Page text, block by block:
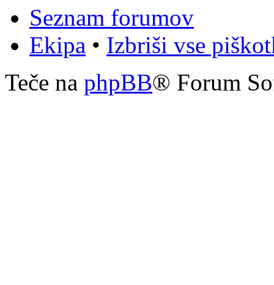
Seznam forumov
Ekipa • Izbriši vse
Teče na phpBB® Forum